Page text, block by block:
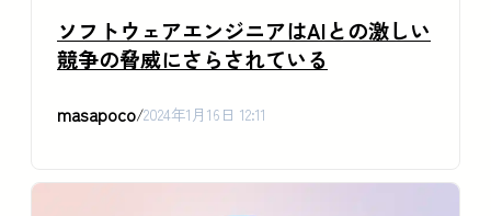
ソフトウェアエンジニアはAIとの激しい
競争の脅威にさらされている
masapoco/2024年1月16日 12:11